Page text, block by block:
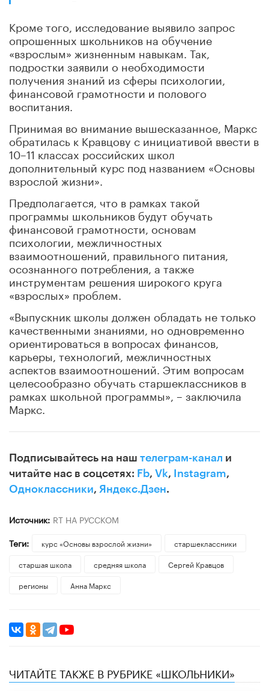
Кроме того, исследование выявило запрос
опрошенных школьников на обучение
«взрослым» жизненным навыкам. Так,
подростки заявили о необходимости
получения знаний из сферы психологии,
финансовой грамотности и полового
воспитания.
Принимая во внимание вышесказанное, Маркс
обратилась к Кравцову с инициативой ввести в
10–11 классах российских школ
дополнительный курс под названием «Основы
взрослой жизни».
Предполагается, что в рамках такой
программы школьников будут обучать
финансовой грамотности, основам
психологии, межличностных
взаимоотношений, правильного питания,
осознанного потребления, а также
инструментам решения широкого круга
«взрослых» проблем.
«Выпускник школы должен обладать не только
качественными знаниями, но одновременно
ориентироваться в вопросах финансов,
карьеры, технологий, межличностных
аспектов взаимоотношений. Этим вопросам
целесообразно обучать старшеклассников в
рамках школьной программы», – заключила
Маркс.
Подписывайтесь на наш телеграм-канал и
читайте нас в соцсетях: Fb, Vk, Instagram,
Одноклассники, Яндекс.Дзен.
Источник: RT НА РУССКОМ
Теги:
курс «Основы взрослой жизни»
старшеклассники
старшая школа
средняя школа
Сергей Кравцов
регионы
Анна Маркс
ЧИТАЙТЕ ТАКЖЕ В РУБРИКЕ «ШКОЛЬНИКИ»